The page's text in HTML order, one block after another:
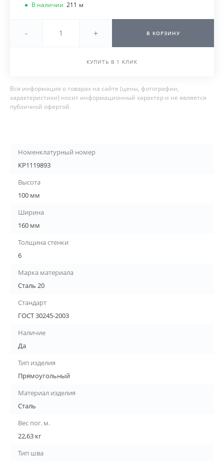
В наличии 211 м
- + В КОРЗИНУ
КУПИТЬ В 1 КЛИК
Вся информация о товарах на сайте (цены, фотографии,
характеристики) носит информационный характер и не является
публичной офертой.
Номенклатурный номер
КР1119893
Высота
100 мм
Ширина
160 мм
Толщина стенки
6
Марка материала
Сталь 20
Стандарт
ГОСТ 30245-2003
Наличие
Да
Тип изделия
Прямоугольный
Материал изделия
Сталь
Вес пог. м.
22,63 кг
Тип шва